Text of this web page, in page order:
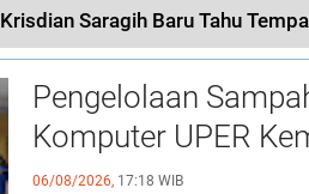
Krisdian Saragih Baru Tahu
Pengelolaan
Komputer UPER
06/08/2026, 17:18 WIB